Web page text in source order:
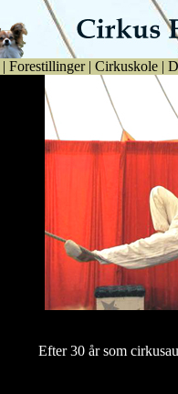
| Forestillinger | Cirkuskole |
Efter 30 år som